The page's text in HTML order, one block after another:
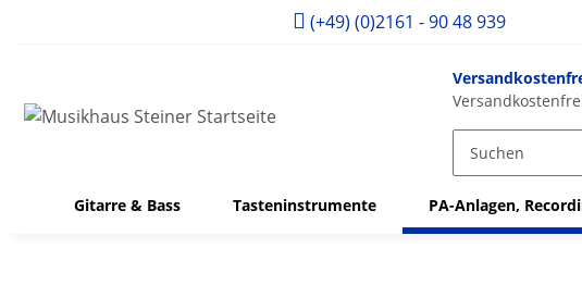
(+49) (0)2161 - 90 48 939
Gitarre & Bass Tasteninstrumente PA-Anlagen,